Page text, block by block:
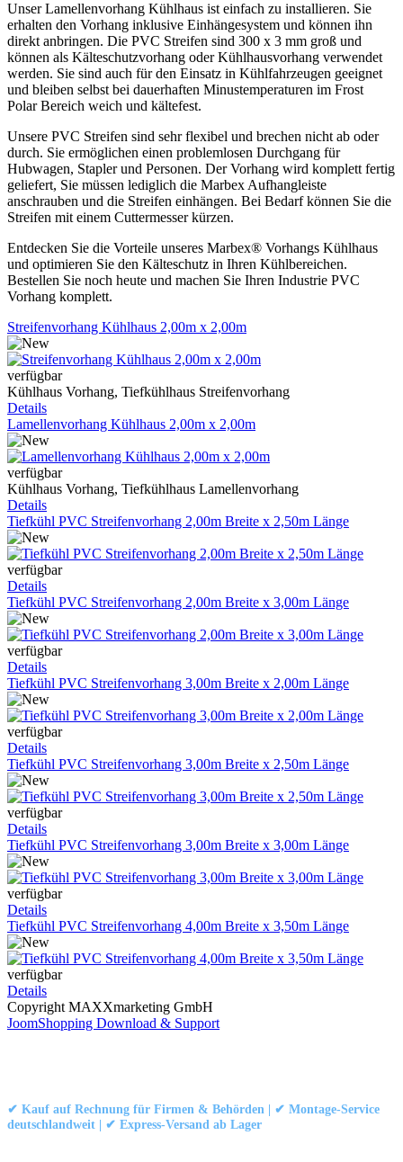
Unser Lamellenvorhang Kühlhaus ist einfach zu installieren. Sie
erhalten den Vorhang inklusive Einhängesystem und können ihn
direkt anbringen. Die PVC Streifen sind 300 x 3 mm groß und
können als Kälteschutzvorhang oder Kühlhausvorhang verwendet
werden. Sie sind auch für den Einsatz in Kühlfahrzeugen geeignet
und bleiben selbst bei dauerhaften Minustemperaturen im Frost
Polar Bereich weich und kältefest.
Unsere PVC Streifen sind sehr flexibel und brechen nicht ab oder
durch. Sie ermöglichen einen problemlosen Durchgang für
Hubwagen, Stapler und Personen. Der Vorhang wird komplett fertig
geliefert, Sie müssen lediglich die Marbex Aufhangleiste
anschrauben und die Streifen einhängen. Bei Bedarf können Sie die
Streifen mit einem Cuttermesser kürzen.
Entdecken Sie die Vorteile unseres Marbex® Vorhangs Kühlhaus
und optimieren Sie den Kälteschutz in Ihren Kühlbereichen.
Bestellen Sie noch heute und machen Sie Ihren Industrie PVC
Vorhang komplett.
Streifenvorhang Kühlhaus 2,00m x 2,00m
verfügbar
Kühlhaus Vorhang, Tiefkühlhaus Streifenvorhang
Details
Lamellenvorhang Kühlhaus 2,00m x 2,00m
verfügbar
Kühlhaus Vorhang, Tiefkühlhaus Lamellenvorhang
Details
Tiefkühl PVC Streifenvorhang 2,00m Breite x 2,50m Länge
verfügbar
Details
Tiefkühl PVC Streifenvorhang 2,00m Breite x 3,00m Länge
verfügbar
Details
Tiefkühl PVC Streifenvorhang 3,00m Breite x 2,00m Länge
verfügbar
Details
Tiefkühl PVC Streifenvorhang 3,00m Breite x 2,50m Länge
verfügbar
Details
Tiefkühl PVC Streifenvorhang 3,00m Breite x 3,00m Länge
verfügbar
Details
Tiefkühl PVC Streifenvorhang 4,00m Breite x 3,50m Länge
verfügbar
Details
Copyright MAXXmarketing GmbH
JoomShopping Download & Support
✔ Kauf auf Rechnung für Firmen & Behörden | ✔ Montage-Service
deutschlandweit | ✔ Express-Versand ab Lager